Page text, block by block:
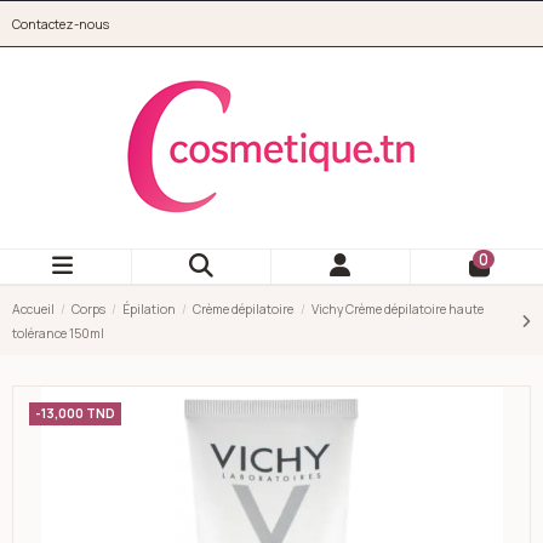
Contactez-nous
0
Accueil Corps Épilation Crème dépilatoire
Vichy Crème dépilatoire haute
tolérance 150ml
-13,000 TND